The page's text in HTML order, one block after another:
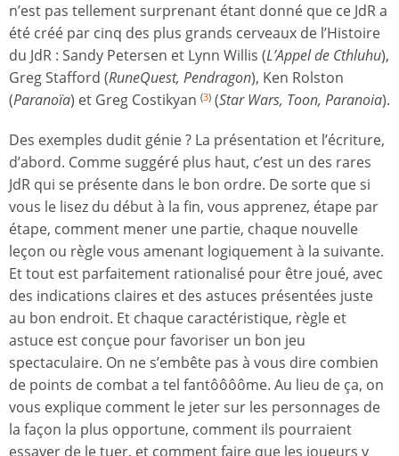
n’est pas tellement surprenant étant donné que ce JdR a
été créé par cinq des plus grands cerveaux de l’Histoire
du JdR : Sandy Petersen et Lynn Willis (L’Appel de Cthluhu),
Greg Stafford (RuneQuest, Pendragon), Ken Rolston
(Paranoïa) et Greg Costikyan (3) (Star Wars, Toon, Paranoia).
Des exemples dudit génie ? La présentation et l’écriture,
d’abord. Comme suggéré plus haut, c’est un des rares
JdR qui se présente dans le bon ordre. De sorte que si
vous le lisez du début à la fin, vous apprenez, étape par
étape, comment mener une partie, chaque nouvelle
leçon ou règle vous amenant logiquement à la suivante.
Et tout est parfaitement rationalisé pour être joué, avec
des indications claires et des astuces présentées juste
au bon endroit. Et chaque caractéristique, règle et
astuce est conçue pour favoriser un bon jeu
spectaculaire. On ne s’embête pas à vous dire combien
de points de combat a tel fantôôôôme. Au lieu de ça, on
vous explique comment le jeter sur les personnages de
la façon la plus opportune, comment ils pourraient
essayer de le tuer, et comment faire que les joueurs y